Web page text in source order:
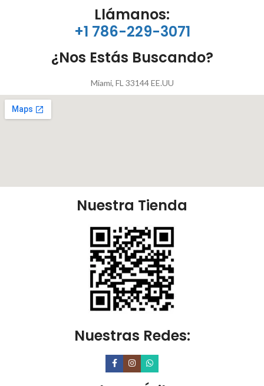
Llámanos:
+1 786-229-3071
¿Nos Estás Buscando?
Miami, FL 33144 EE.UU
Nuestra Tienda
Nuestras Redes: